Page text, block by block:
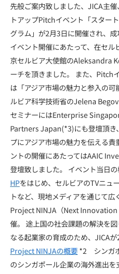
先般ご案内致しました、JICA主
トアップPitchイベント「スター
グラム」が2月3日に開催され、
イベント開催にあたって、在セ
京セルビア大使館のAleksandra
ーチを頂きました。 また、Pitch
は「アジア市場の魅力と参入の
ルビア科学技術省のJelena
セミナーにはEnterprise
Partners Japan(*3)にも登壇頂き
プにアジア市場の魅力を伝える
ントの開催にあたってはAAIC
登壇致しました。 イベント当日
HPをはじめ、セルビアのTVニュ
トなど、現地メディアを通じて
Project NINJA（Next
催。 途上国の社会課題の解決を
なる起業家の育成のため、JICA
Project NINJAの概要*2 シンガ
のシンガポール企業の海外進出